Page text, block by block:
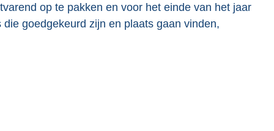
op te pakken en voor het einde van het jaar
goedgekeurd zijn en plaats gaan vinden,